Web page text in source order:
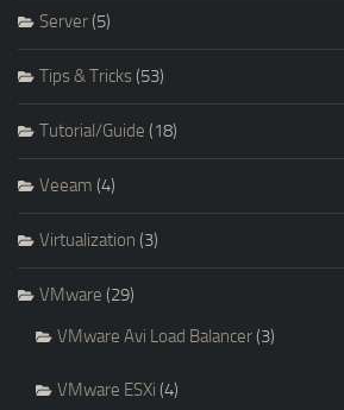
Server(5)
Tips & Tricks(53)
Tutorial/Guide (18)
Veeam (4)
Virtualization (3)
VMware (29)
VMware Avi Load Balancer(3)
VMware ESXi (4)